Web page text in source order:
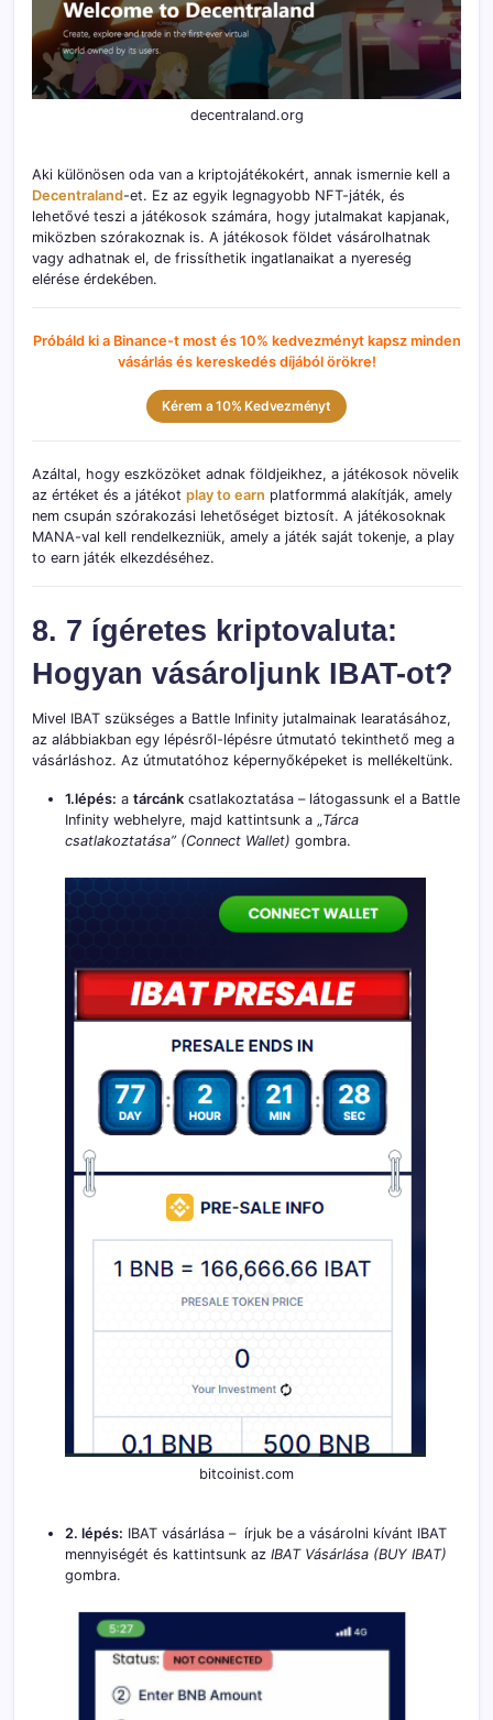
decentraland.org
Aki különösen oda van a kriptojátékokért, annak ismernie kell a
Decentraland-et. Ez az egyik legnagyobb NFT-játék, és
lehetővé teszi a játékosok számára, hogy jutalmakat kapjanak,
miközben szórakoznak is. A játékosok földet vásárolhatnak
vagy adhatnak el, de frissíthetik ingatlanaikat a nyereség
elérése érdekében.
Próbáld ki a Binance-t most és 10% kedvezményt kapsz minden
vásárlás és kereskedés díjából örökre!
Kérem a 10% Kedvezményt
Azáltal, hogy eszközöket adnak földjeikhez, a játékosok növelik
az értéket és a játékot play to earn platformmá alakítják, amely
nem csupán szórakozási lehetőséget biztosít. A játékosoknak
MANA-val kell rendelkezniük, amely a játék saját tokenje, a play
to earn játék elkezdéséhez.
8. 7 ígéretes kriptovaluta:
Hogyan vásároljunk IBAT-ot?
Mivel IBAT szükséges a Battle Infinity jutalmainak learatásához,
az alábbiakban egy lépésről-lépésre útmutató tekinthető meg a
vásárláshoz. Az útmutatóhoz képernyőképeket is mellékeltünk.
1.lépés: a tárcánk csatlakoztatása – látogassunk el a Battle
Infinity webhelyre, majd kattintsunk a „Tárca
csatlakoztatása” (Connect Wallet) gombra.
bitcoinist.com
2. lépés: IBAT vásárlása – írjuk be a vásárolni kívánt IBAT
mennyiségét és kattintsunk az IBAT Vásárlása (BUY IBAT)
gombra.